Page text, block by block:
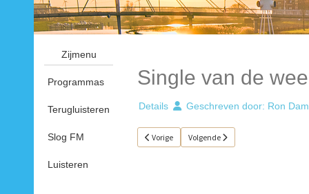
Zijmenu
Programmas
Terugluisteren
Slog FM
Luisteren
Single van de
Details Geschreven door: Ron Dam
Vorig artikel: Single van de week 12
Vorige Volgende artikel: Single van de
Volgende